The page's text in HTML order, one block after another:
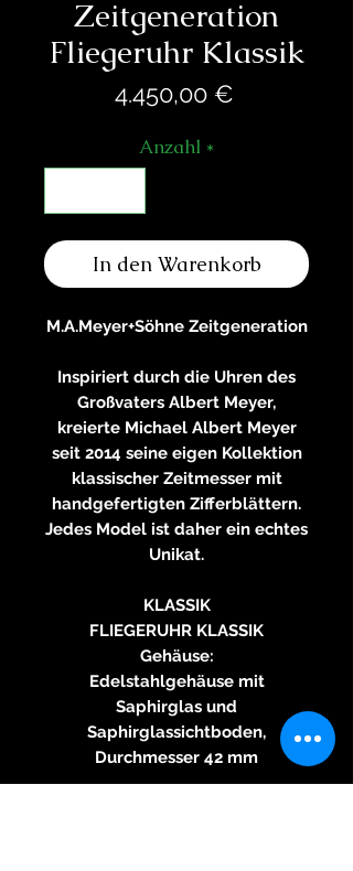
Zeitgeneration
Fliegeruhr Klassik
4.450,00 €Preis
Anzahl *
In den Warenkorb
M.A.Meyer+Söhne Zeitgeneration
Inspiriert durch die Uhren des
Großvaters Albert Meyer,
kreierte Michael Albert Meyer
seit 2014 seine eigen Kollektion
klassischer Zeitmesser mit
handgefertigten Zifferblättern.
Jedes Model ist daher ein echtes
Unikat.
KLASSIK
FLIEGERUHR KLASSIK
Gehäuse:
Edelstahlgehäuse mit
Saphirglas und
Saphirglassichtboden,
Durchmesser 42 mm